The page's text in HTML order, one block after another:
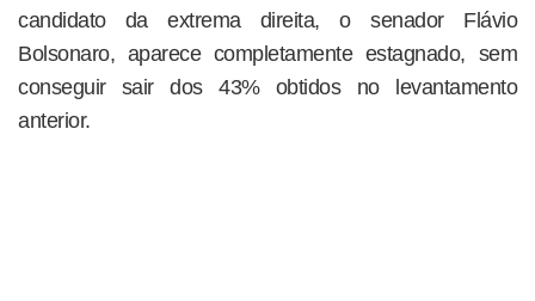
candidato da extrema direita, o senador Flávio
Bolsonaro, aparece completamente estagnado, sem
conseguir sair dos 43% obtidos no levantamento
anterior.